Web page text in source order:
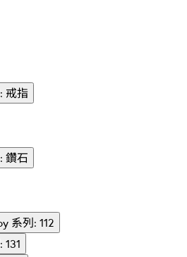
戒指
鑽石
系列: 112
131